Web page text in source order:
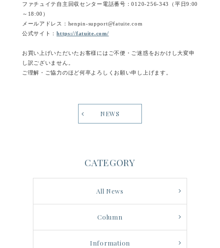
ファチュイテ自主回収センター電話番号：0120-256-343（平日9:00
～18:00）
メールアドレス：henpin-support@fatuite.com
公式サイト：https://fatuite.com/
お買い上げいただいたお客様にはご不便・ご迷惑をおかけし大変申
し訳ございません。
ご理解・ご協力のほど何卒よろしくお願い申し上げます。
NEWS
CATEGORY
All News
Column
Information